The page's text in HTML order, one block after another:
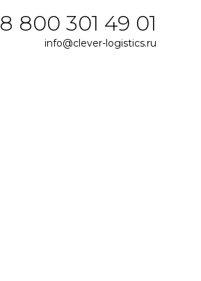
8 800 301 49 01
info@clever-logistics.ru